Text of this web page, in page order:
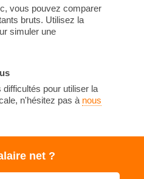
vous pouvez comparer
bruts. Utilisez la
simuler une
difficultés pour utiliser la
n'hésitez pas à nous
net ?